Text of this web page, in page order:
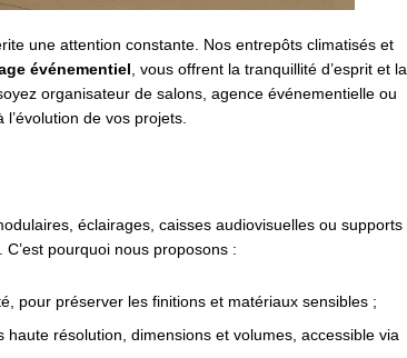
une attention constante. Nos entrepôts climatisés et
événementiel , vous offrent la tranquillité d’esprit et la
organisateur de salons, agence événementielle ou
de vos projets.
éclairages, caisses audiovisuelles ou supports
pourquoi nous proposons :
pour préserver les finitions et matériaux sensibles ;
résolution, dimensions et volumes, accessible via